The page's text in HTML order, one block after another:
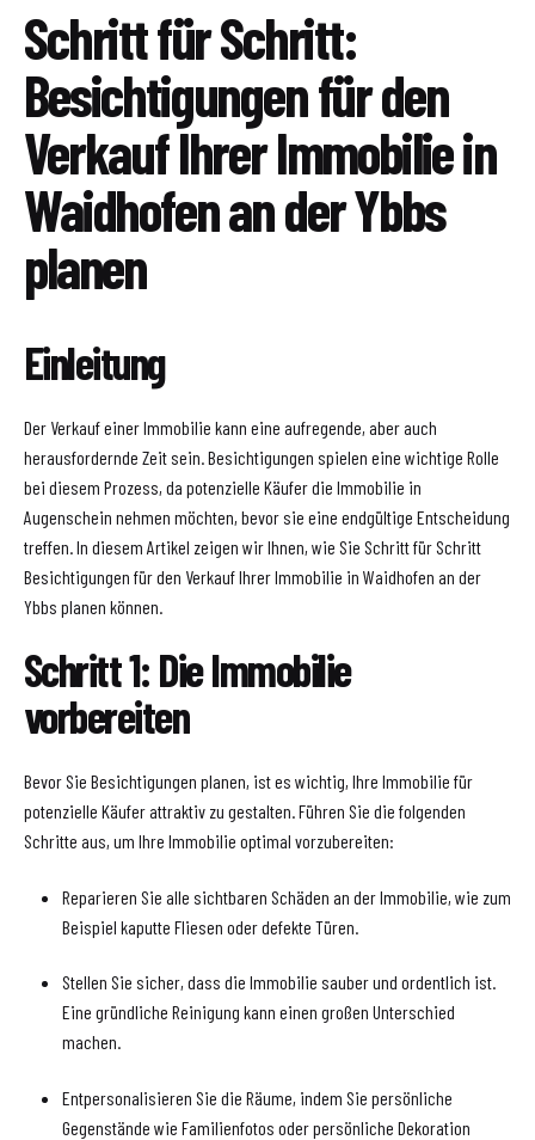
Schritt für Schritt:
Besichtigungen für den
Verkauf Ihrer Immobilie in
Waidhofen an der Ybbs
planen
Einleitung
Der Verkauf einer Immobilie kann eine aufregende, aber auch
herausfordernde Zeit sein. Besichtigungen spielen eine wichtige Rolle
bei diesem Prozess, da potenzielle Käufer die Immobilie in
Augenschein nehmen möchten, bevor sie eine endgültige Entscheidung
treffen. In diesem Artikel zeigen wir Ihnen, wie Sie Schritt für Schritt
Besichtigungen für den Verkauf Ihrer Immobilie in Waidhofen an der
Ybbs planen können.
Schritt 1: Die Immobilie
vorbereiten
Bevor Sie Besichtigungen planen, ist es wichtig, Ihre Immobilie für
potenzielle Käufer attraktiv zu gestalten. Führen Sie die folgenden
Schritte aus, um Ihre Immobilie optimal vorzubereiten:
Reparieren Sie alle sichtbaren Schäden an der Immobilie, wie zum
Beispiel kaputte Fliesen oder defekte Türen.
Stellen Sie sicher, dass die Immobilie sauber und ordentlich ist.
Eine gründliche Reinigung kann einen großen Unterschied
machen.
Entpersonalisieren Sie die Räume, indem Sie persönliche
Gegenstände wie Familienfotos oder persönliche Dekoration